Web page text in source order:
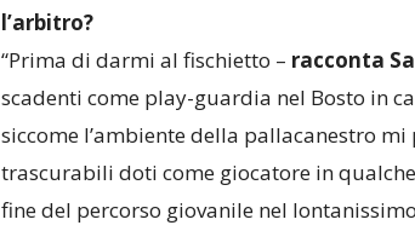
l’arbitro?
“Prima di darmi al fischietto – racconta
scadenti come play-guardia nel Bosto in
siccome l’ambiente della pallacanestro
trascurabili doti come giocatore in
fine del percorso giovanile nel